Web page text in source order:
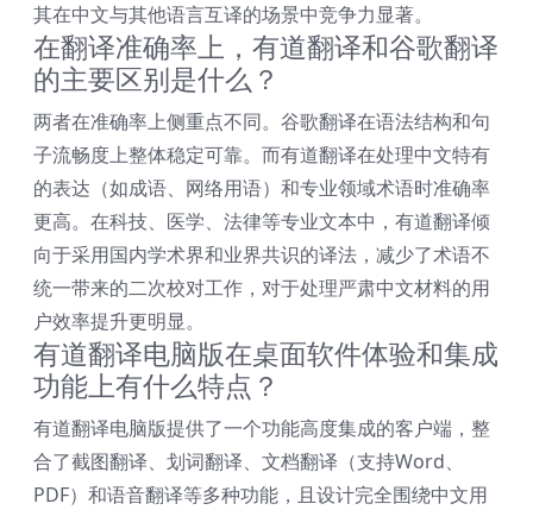
其在中文与其他语言互译的场景中竞争力显著。
在翻译准确率上，有道翻译和谷歌翻译
的主要区别是什么？
两者在准确率上侧重点不同。谷歌翻译在语法结构和句
子流畅度上整体稳定可靠。而有道翻译在处理中文特有
的表达（如成语、网络用语）和专业领域术语时准确率
更高。在科技、医学、法律等专业文本中，有道翻译倾
向于采用国内学术界和业界共识的译法，减少了术语不
统一带来的二次校对工作，对于处理严肃中文材料的用
户效率提升更明显。
有道翻译电脑版在桌面软件体验和集成
功能上有什么特点？
有道翻译电脑版提供了一个功能高度集成的客户端，整
合了截图翻译、划词翻译、文档翻译（支持Word、
PDF）和语音翻译等多种功能，且设计完全围绕中文用